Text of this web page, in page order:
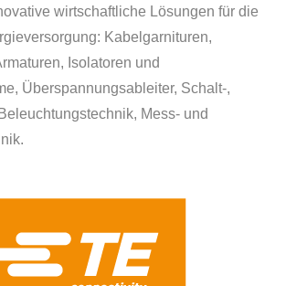
wirtschaftliche Lösungen für die
Kabelgarnituren,
Isolatoren und
Überspannungsableiter, Schalt-,
Mess- und